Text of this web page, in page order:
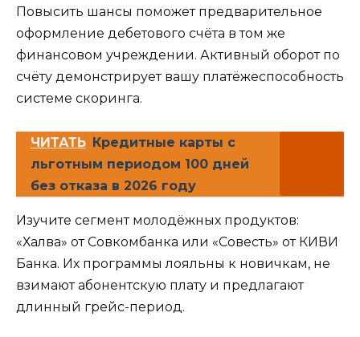
Повысить шансы поможет предварительное
оформление дебетового счёта в том же
финансовом учреждении. Активный оборот по
счёту демонстрирует вашу платёжеспособность
системе скоринга.
ЧИТАТЬ Кредитные карты с
льготным периодом 100 дней
без отказа в 2026 году
Изучите сегмент молодёжных продуктов:
«Халва» от Совкомбанка или «Совесть» от КИВИ
Банка. Их программы лояльны к новичкам, не
взимают абонентскую плату и предлагают
длинный грейс-период.